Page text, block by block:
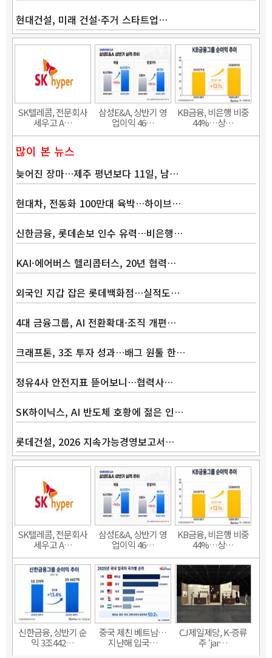
현대건설, 미래 건설·주거 스타트업…
SK텔레콤, 전문회사
세우고 A…
삼성E&A, 상반기 영
업이익 46…
KB금융, 비은행 비중
44%…상…
많이 본 뉴스
늦어진 장마…제주 평년보다 11일, 남…
현대차, 전동화 100만대 육박…하이브…
신한금융, 롯데손보 인수 유력…비은행…
KAI·에어버스 헬리콥터스, 20년 협력…
외국인 지갑 잡은 롯데백화점…실적도…
4대 금융그룹, AI 전환확대·조직 개편…
크래프톤, 3조 투자 성과…배그 원툴 한…
정유4사 안전지표 뜯어보니…협력사…
SK하이닉스, AI 반도체 호황에 젊은 인…
롯데건설, 2026 지속가능경영보고서…
SK텔레콤, 전문회사
세우고 A…
삼성E&A, 상반기 영
업이익 46…
KB금융, 비은행 비중
44%…상…
신한금융, 상반기 순
익 3조442…
중국 제친 베트남…
지난해 입국…
CJ제일제당, K-증류
주 ‘jar…